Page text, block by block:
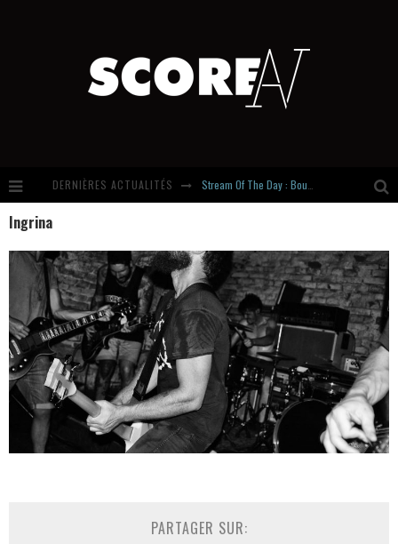
DERNIÈRES ACTUALITÉS
Hardcore, Actually. Meet Cút Lộn
Introducing Newcomer : Gudewife
Ingrina
PARTAGER SUR: